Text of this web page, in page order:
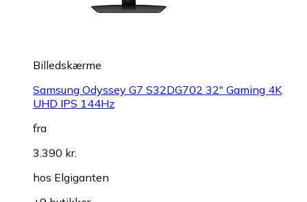
Billedskærme
Samsung Odyssey G7 S32DG702 32" Gaming 4K
UHD IPS 144Hz
fra
3.390 kr.
hos Elgiganten